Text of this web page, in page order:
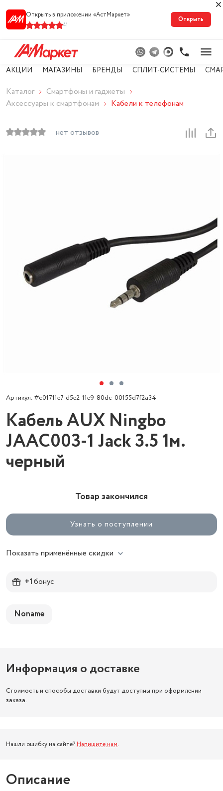
Открыть в приложении «АстМарке‪т‬»
41
Открыть
АКЦИИ МАГАЗИНЫ БРЕНДЫ СПЛИТ-СИСТЕМЫ
Каталог
Смартфоны и гаджеты
Аксессуары к смартфонам
Кабели к телефонам
нет отзывов
Артикул: #c01711e7-d5e2-11e9-80dc-00155d7f2a34
Кабель AUX Ningbo
JAAC003-1 Jack 3.5 1м.
черный
Товар закончился
Узнать о поступлении
Показать применённые скидки
+1бонус
Noname
Информация о доставке
Стоимость и способы доставки будут доступны при оформлении
заказа.
Нашли ошибку на сайте? Напишите нам.
Описание